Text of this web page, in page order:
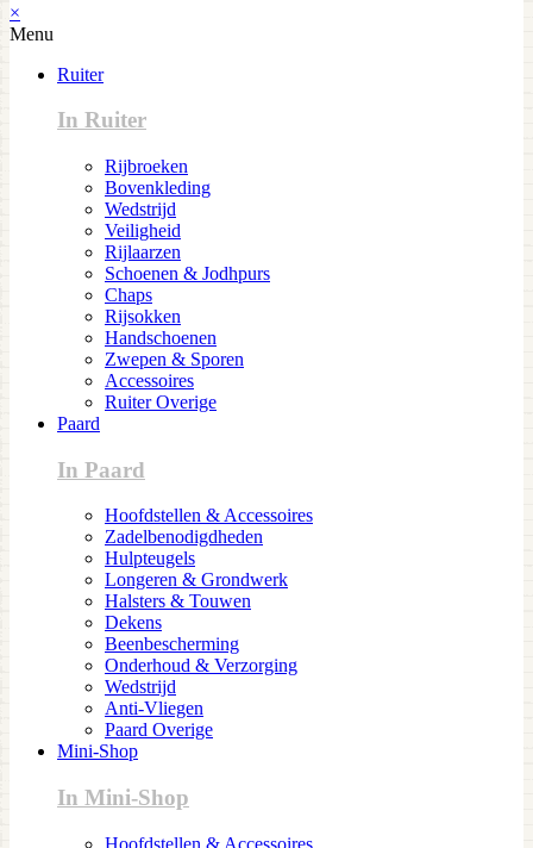
×
Menu
Ruiter
In Ruiter
Rijbroeken
Bovenkleding
Wedstrijd
Veiligheid
Rijlaarzen
Schoenen & Jodhpurs
Chaps
Rijsokken
Handschoenen
Zwepen & Sporen
Accessoires
Ruiter Overige
Paard
In Paard
Hoofdstellen & Accessoires
Zadelbenodigdheden
Hulpteugels
Longeren & Grondwerk
Halsters & Touwen
Dekens
Beenbescherming
Onderhoud & Verzorging
Wedstrijd
Anti-Vliegen
Paard Overige
Mini-Shop
In Mini-Shop
Hoofdstellen & Accessoires